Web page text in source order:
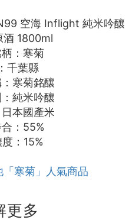
空海 Inflight 純米吟釀
酒 1800ml
：寒菊
千葉縣
寒菊銘釀
純米吟釀
本國產米
：55%
：15%
寒菊」人氣商品
更多